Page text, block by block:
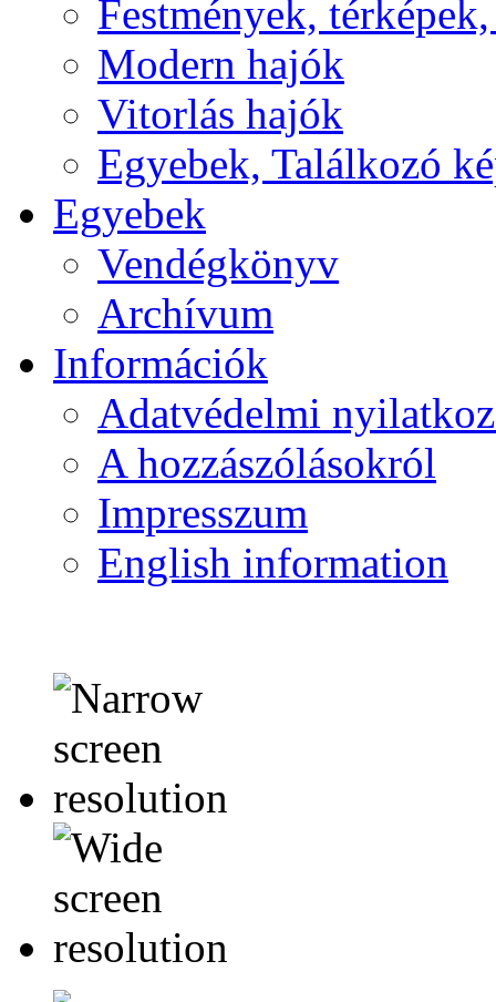
Festmények,
Modern hajók
Vitorlás hajók
Egyebek, Találkozó
Egyebek
Vendégkönyv
Archívum
Információk
Adatvédelmi
A hozzászólásokról
Impresszum
English information